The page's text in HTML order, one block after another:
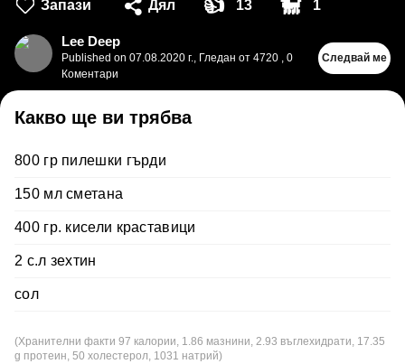
Запази Дял 13 🐩 1
Lee Deep
Published on 07.08.2020 г., Гледан от 4720 , 0
Коментари
Следвай ме
Какво ще ви трябва
800 гр пилешки гърди
150 мл сметана
400 гр. кисели краставици
2 с.л зехтин
сол
(Хранителни факти 97 калории, 1.86 мазнини, 2.93 въглехидрати, 17.35
g протеин, 50 холестерол, 1031 натрий)